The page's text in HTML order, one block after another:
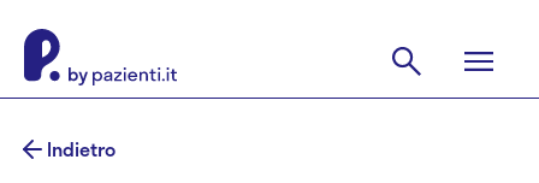
Indietro